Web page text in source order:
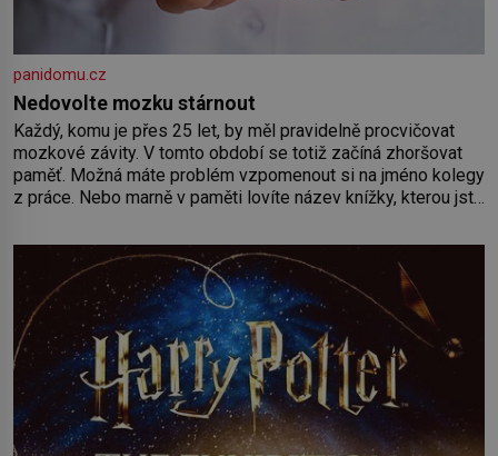
panidomu.cz
Nedovolte mozku stárnout
Každý, komu je přes 25 let, by měl pravidelně procvičovat
mozkové závity. V tomto období se totiž začíná zhoršovat
paměť. Možná máte problém vzpomenout si na jméno kolegy
z práce. Nebo marně v paměti lovíte název knížky, kterou jste
paměť rozhodla stávkovat. Cvičte